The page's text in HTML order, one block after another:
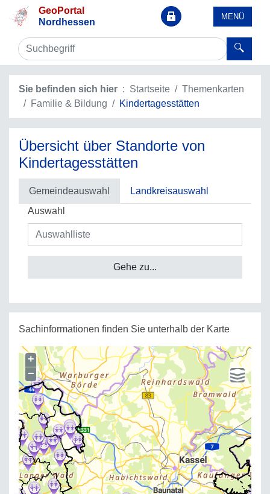
GeoPortal
Nordhessen
MENÜ
Sie befinden sich hier Startseite
Themenkarten
Familie & Bildung
Kindertagesstätten
Übersicht über Standorte von
Kindertagesstätten
Gemeindeauswahl
Landkreisauswahl
Auswahl
Gehe zu...
Sachinformationen finden Sie unterhalb der Karte
+
−